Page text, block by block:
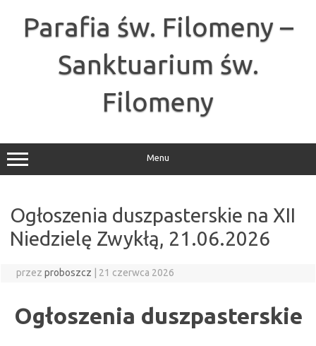
Parafia św. Filomeny –
Sanktuarium św.
Filomeny
Menu
Ogłoszenia duszpasterskie na XII
Niedzielę Zwykłą, 21.06.2026
przez proboszcz 21 czerwca 2026
Ogłoszenia duszpasterskie